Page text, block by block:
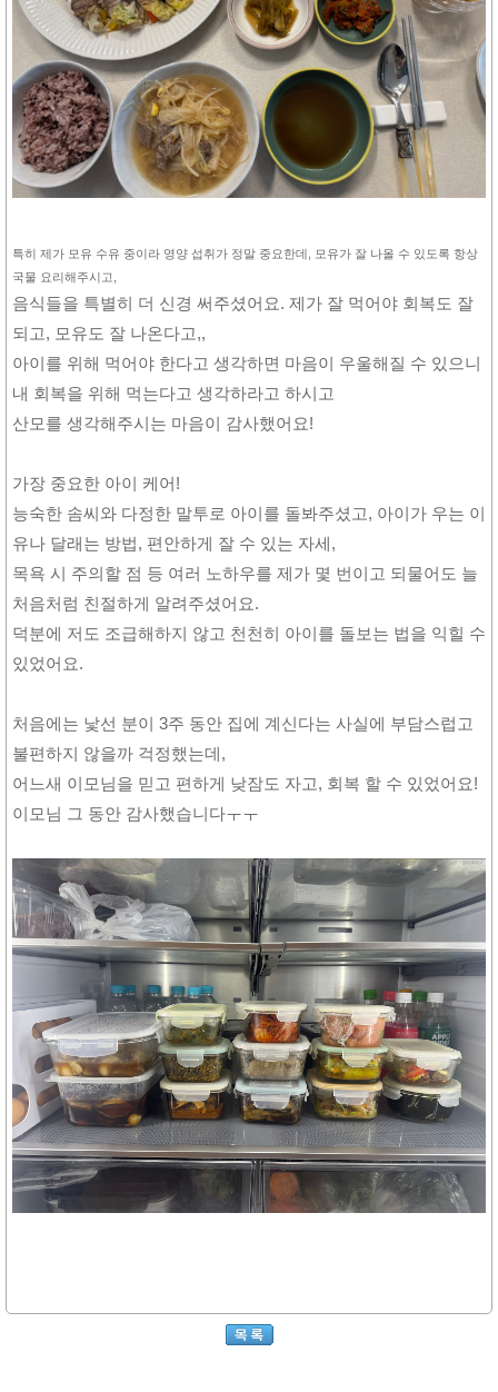
특히 제가 모유 수유 중이라 영양 섭취가 정말 중요한데, 모유가 잘 나올 수 있도록 항상
국물 요리해주시고,
음식들을 특별히 더 신경 써주셨어요. 제가 잘 먹어야 회복도 잘
되고, 모유도 잘 나온다고,,
아이를 위해 먹어야 한다고 생각하면 마음이 우울해질 수 있으니
내 회복을 위해 먹는다고 생각하라고 하시고
산모를 생각해주시는 마음이 감사했어요!
가장 중요한 아이 케어!
능숙한 솜씨와 다정한 말투로 아이를 돌봐주셨고, 아이가 우는 이
유나 달래는 방법, 편안하게 잘 수 있는 자세,
목욕 시 주의할 점 등 여러 노하우를 제가 몇 번이고 되물어도 늘
처음처럼 친절하게 알려주셨어요.
덕분에 저도 조급해하지 않고 천천히 아이를 돌보는 법을 익힐 수
있었어요.
처음에는 낯선 분이 3주 동안 집에 계신다는 사실에 부담스럽고
불편하지 않을까 걱정했는데,
어느새 이모님을 믿고 편하게 낮잠도 자고, 회복 할 수 있었어요!
이모님 그 동안 감사했습니다ㅜㅜ